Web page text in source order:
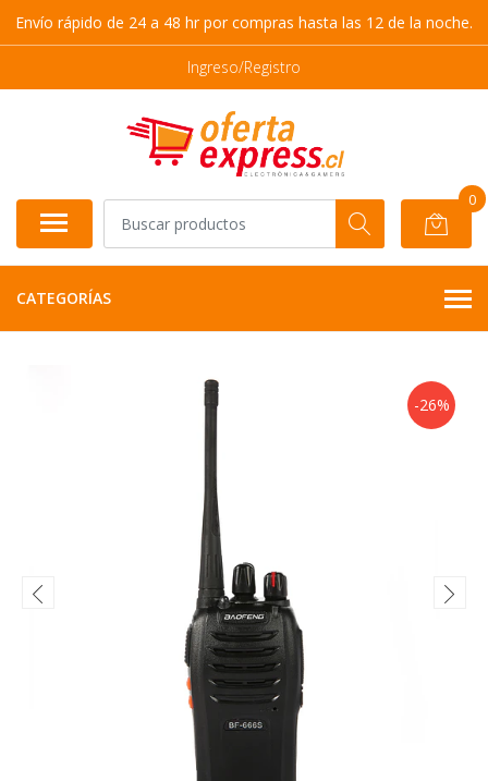
Envío rápido de 24 a 48 hr por compras hasta las 12 de la noche.
Ingreso/Registro
0
CATEGORÍAS
-26%